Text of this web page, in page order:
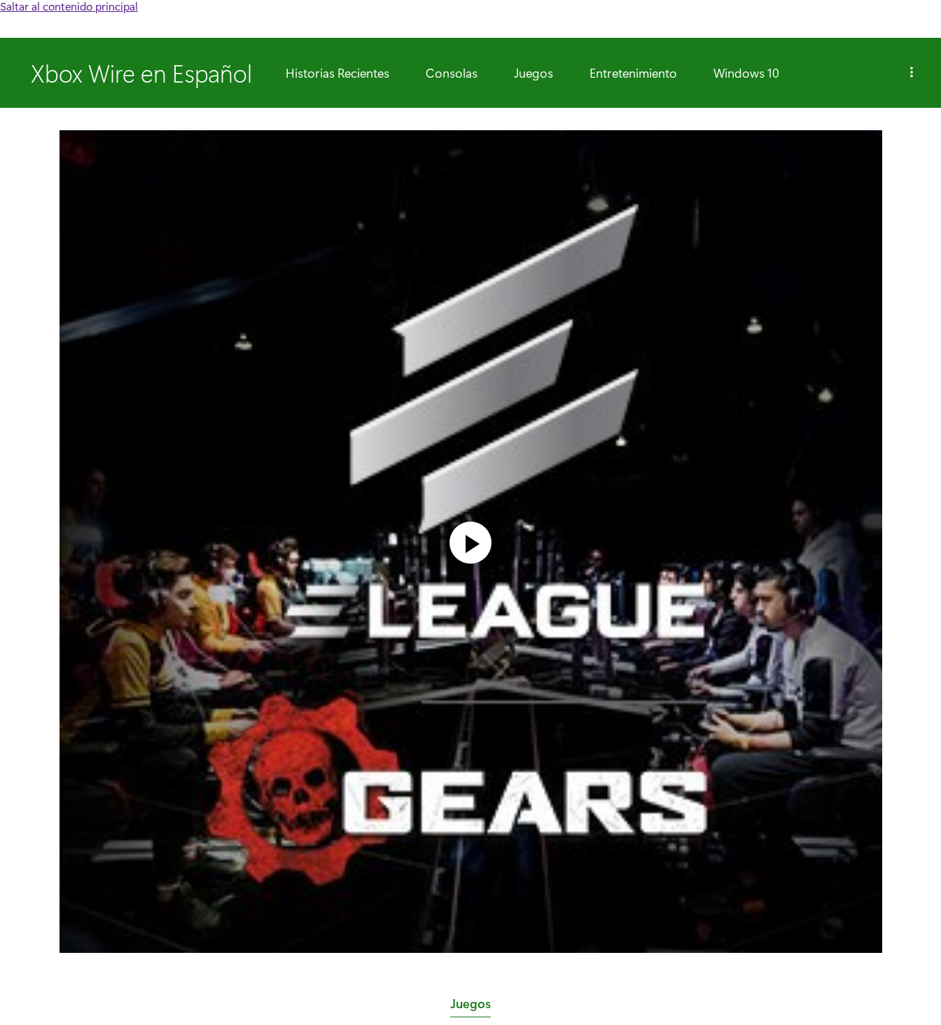
Saltar al contenido principal
Xbox Wire en Español Historias Recientes Consolas Juegos Entretenimiento Windows 10
C
Juegos